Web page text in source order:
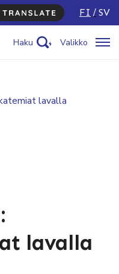
FI SV
Haku Valikko
lavalla
lavalla